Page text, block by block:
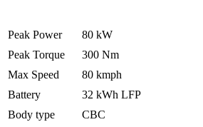
Peak Power
80 kW
Peak Torque
300 Nm
Max Speed
80 kmph
Battery
32 kWh LFP
Body type
CBC